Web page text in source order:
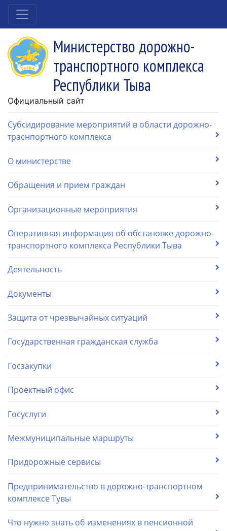
Министерство дорожно-
транспортного комплекса
Республики Тыва
Официальный сайт
Субсидирование мероприятий в области дорожно-
траснпортного комплекса
О министерстве
Обращения и прием граждан
Организационные мероприятия
Оперативная информация об обстановке дорожно-
транспортного комплекса Республики Тыва
Деятельность
Документы
Защита от чрезвычайных ситуаций
Государственная гражданская служба
Госзакупки
Проектный офис
Госуслуги
Межмуниципальные маршруты
Придорожные сервисы
Предпринимательство в дорожно-транспортном
комплексе Тувы
Что нужно знать об изменениях в пенсионной